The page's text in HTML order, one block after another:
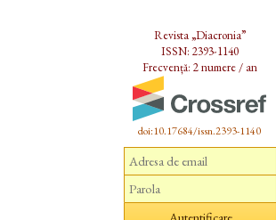
Revista „Diacronia”
ISSN: 2393-1140
Frecvență: 2 numere / an
doi:10.17684/issn.2393-1140